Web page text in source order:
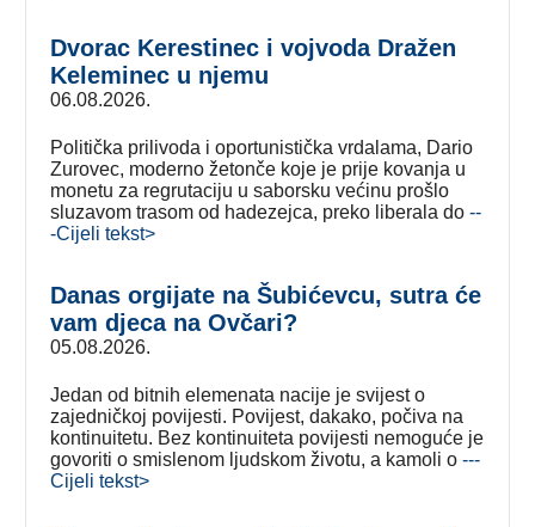
Dvorac Kerestinec i vojvoda Dražen
Keleminec u njemu
06.08.2026.
Politička prilivoda i oportunistička vrdalama, Dario
Zurovec, moderno žetonče koje je prije kovanja u
monetu za regrutaciju u saborsku većinu prošlo
sluzavom trasom od hadezejca, preko liberala do--
-Cijeli tekst>
Danas orgijate na Šubićevcu, sutra će
vam djeca na Ovčari?
05.08.2026.
Jedan od bitnih elemenata nacije je svijest o
zajedničkoj povijesti. Povijest, dakako, počiva na
kontinuitetu. Bez kontinuiteta povijesti nemoguće je
govoriti o smislenom ljudskom životu, a kamoli o---
Cijeli tekst>